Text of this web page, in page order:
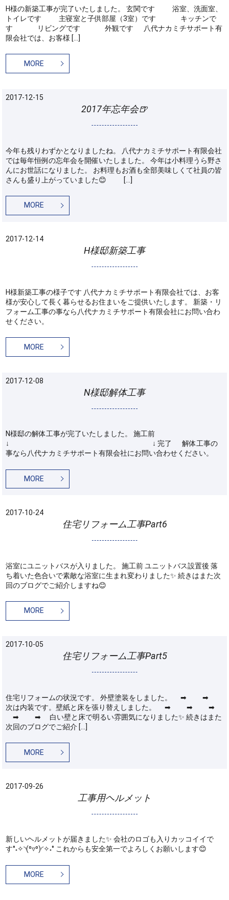
H様の新築工事が完了いたしました。 玄関です 浴室、洗面室、
トイレです 主寝室と子供部屋（3室）です キッチンで
す リビングです 外観です 八代ナカミチサポート有
限会社では、お客様 […]
MORE
2017-12-15
2017年忘年会🍺
今年も残りわずかとなりましたね。 八代ナカミチサポート有限会社
では毎年恒例の忘年会を開催いたしました。 今年は小料理うら野さ
んにお世話になりました。 お料理もお酒も全部美味しくて社員の皆
さんも盛り上がっていました😊 […]
MORE
2017-12-14
H様邸新築工事
H様新築工事の様子です 八代ナカミチサポート有限会社では、お客
様が安心して長く暮らせるお住まいをご提供いたします。 新築・リ
フォーム工事の事なら八代ナカミチサポート有限会社にお問い合わ
せください。
MORE
2017-12-08
N様邸解体工事
N様邸の解体工事が完了いたしました。 施工前
↓ ↓ 完了 解体工事の
事なら八代ナカミチサポート有限会社にお問い合わせください。
MORE
2017-10-24
住宅リフォーム工事Part6
浴室にユニットバスが入りました。 施工前 ユニットバス設置後 落
ち着いた色合いで素敵な浴室に生まれ変わりました✨ 続きはまた次
回のブログでご紹介しますね😊
MORE
2017-10-05
住宅リフォーム工事Part5
住宅リフォームの状況です。 外壁塗装をしました。 ➡ ➡
次は内装です。壁紙と床を張り替えしました。 ➡ ➡ ➡
➡ ➡ 白い壁と床で明るい雰囲気になりました✨ 続きはまた
次回のブログでご紹介 […]
MORE
2017-09-26
工事用ヘルメット
新しいヘルメットが届きました✨ 会社のロゴも入りカッコイイで
す°˖✧◝(⁰▿⁰)◜✧˖° これからも安全第一でよろしくお願いします😊
MORE